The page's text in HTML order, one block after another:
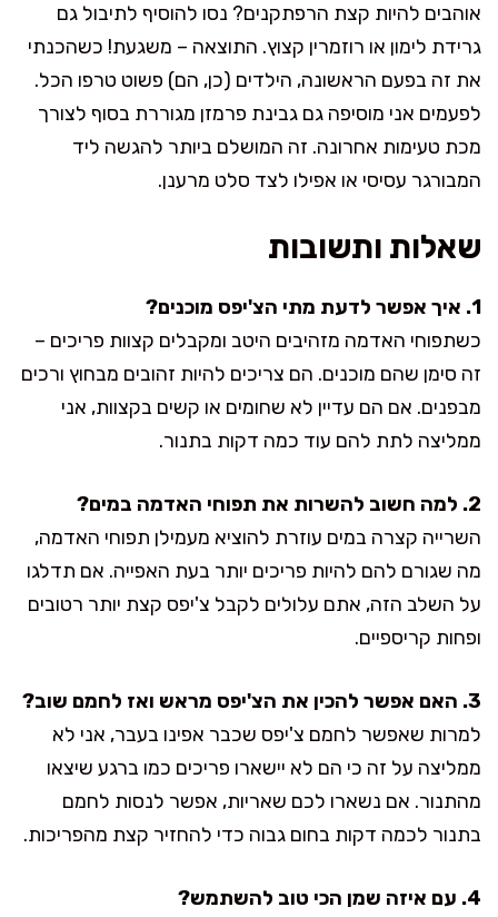
אוהבים להיות קצת הרפתקנים? נסו להוסיף לתיבול גם
גרידת לימון או רוזמרין קצוץ. התוצאה – משגעת! כשהכנתי
את זה בפעם הראשונה, הילדים (כן, הם) פשוט טרפו הכל.
לפעמים אני מוסיפה גם גבינת פרמזן מגוררת בסוף לצורך
מכת טעימות אחרונה. זה המושלם ביותר להגשה ליד
המבורגר עסיסי או אפילו לצד סלט מרענן.
שאלות ותשובות
1. איך אפשר לדעת מתי הצ'יפס מוכנים?
כשתפוחי האדמה מזהיבים היטב ומקבלים קצוות פריכים –
זה סימן שהם מוכנים. הם צריכים להיות זהובים מבחוץ ורכים
מבפנים. אם הם עדיין לא שחומים או קשים בקצוות, אני
ממליצה לתת להם עוד כמה דקות בתנור.
2. למה חשוב להשרות את תפוחי האדמה במים?
השרייה קצרה במים עוזרת להוציא מעמילן תפוחי האדמה,
מה שגורם להם להיות פריכים יותר בעת האפייה. אם תדלגו
על השלב הזה, אתם עלולים לקבל צ'יפס קצת יותר רטובים
ופחות קריספיים.
3. האם אפשר להכין את הצ'יפס מראש ואז לחמם שוב?
למרות שאפשר לחמם צ'יפס שכבר אפינו בעבר, אני לא
ממליצה על זה כי הם לא יישארו פריכים כמו ברגע שיצאו
מהתנור. אם נשארו לכם שאריות, אפשר לנסות לחמם
בתנור לכמה דקות בחום גבוה כדי להחזיר קצת מהפריכות.
4. עם איזה שמן הכי טוב להשתמש?